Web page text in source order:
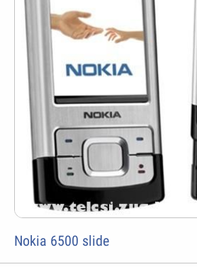
Nokia 6500 slide